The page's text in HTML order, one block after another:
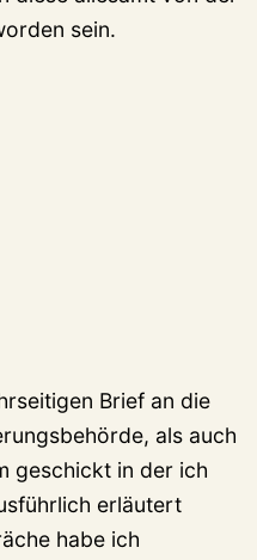
sein.
Brief an die
als auch
geschickt in der ich
erläutert
habe ich